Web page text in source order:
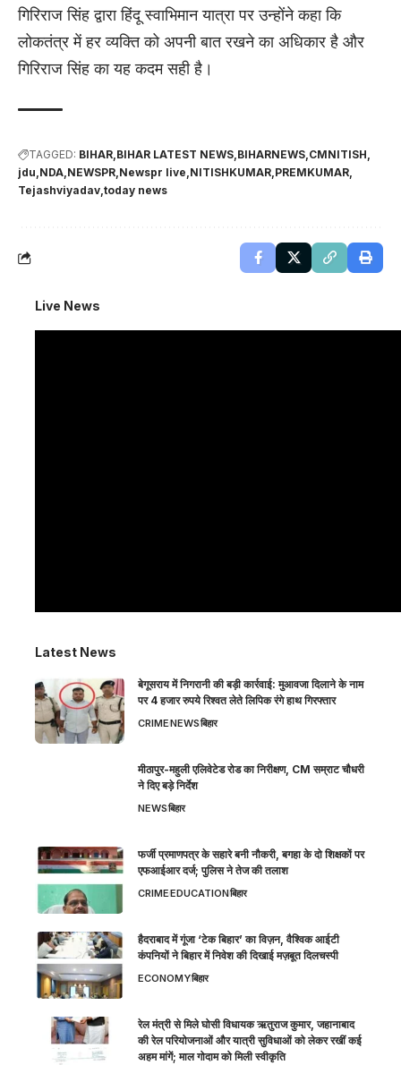
गिरिराज सिंह द्वारा हिंदू स्वाभिमान यात्रा पर उन्होंने कहा कि
लोकतंत्र में हर व्यक्ति को अपनी बात रखने का अधिकार है और
गिरिराज सिंह का यह कदम सही है।
TAGGED: BIHAR BIHAR LATEST NEWS BIHARNEWS CMNITISH
jdu NDA NEWSPR Newspr live NITISHKUMAR PREMKUMAR
Tejashviyadav today news
Live News
Latest News
बेगूसराय में निगरानी की बड़ी कार्रवाई: मुआवजा दिलाने के नाम
पर 4 हजार रुपये रिश्वत लेते लिपिक रंगे हाथ गिरफ्तार
CRIMENEWSबिहार
मीठापुर-महुली एलिवेटेड रोड का निरीक्षण, CM सम्राट चौधरी
ने दिए बड़े निर्देश
NEWSबिहार
फर्जी प्रमाणपत्र के सहारे बनी नौकरी, बगहा के दो शिक्षकों पर
एफआईआर दर्ज; पुलिस ने तेज की तलाश
CRIMEEDUCATIONबिहार
हैदराबाद में गूंजा ‘टेक बिहार’ का विज़न, वैश्विक आईटी
कंपनियों ने बिहार में निवेश की दिखाई मज़बूत दिलचस्पी
ECONOMYबिहार
रेल मंत्री से मिले घोसी विधायक ऋतुराज कुमार, जहानाबाद
की रेल परियोजनाओं और यात्री सुविधाओं को लेकर रखीं कई
अहम मांगें; माल गोदाम को मिली स्वीकृति